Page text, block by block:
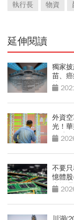
執行長
物資
延伸閱讀
獨家
苗、
地網？
外資
光！
Q3大
不要
憶體
大塊嗎